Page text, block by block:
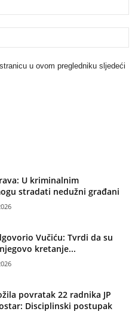
u ovom pregledniku sljedeći
U kriminalnim
stradati nedužni građani
Vučiću: Tvrdi da su
kretanje...
povratak 22 radnika JP
Disciplinski postupak